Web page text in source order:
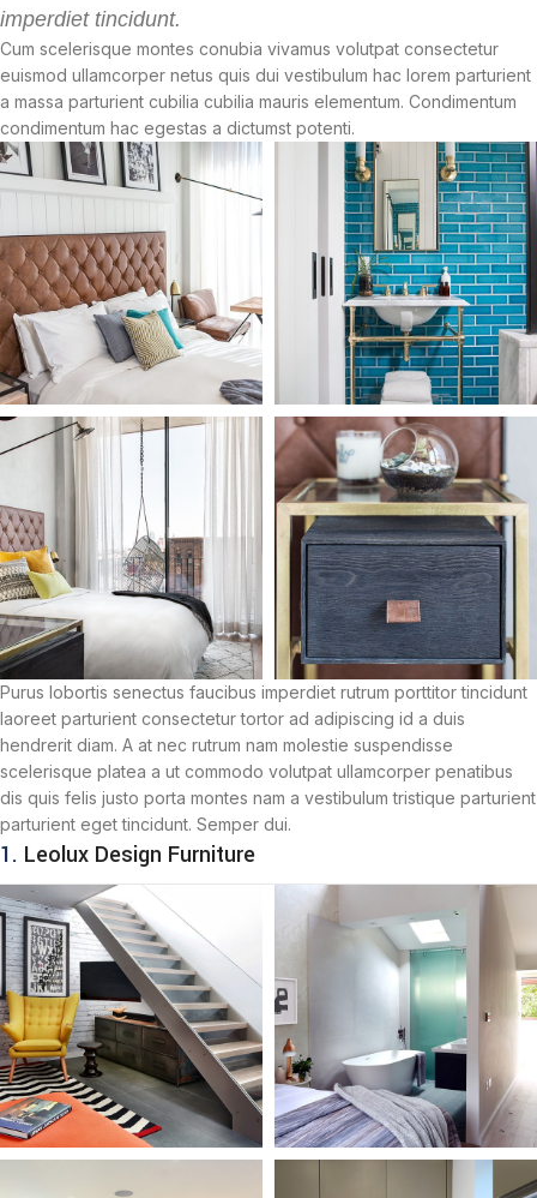
imperdiet tincidunt.
Cum scelerisque montes conubia vivamus volutpat consectetur
euismod ullamcorper netus quis dui vestibulum hac lorem parturient
a massa parturient cubilia cubilia mauris elementum. Condimentum
condimentum hac egestas a dictumst potenti.
Purus lobortis senectus faucibus imperdiet rutrum porttitor tincidunt
laoreet parturient consectetur tortor ad adipiscing id a duis
hendrerit diam. A at nec rutrum nam molestie suspendisse
scelerisque platea a ut commodo volutpat ullamcorper penatibus
dis quis felis justo porta montes nam a vestibulum tristique parturient
parturient eget tincidunt. Semper dui.
1. Leolux Design Furniture